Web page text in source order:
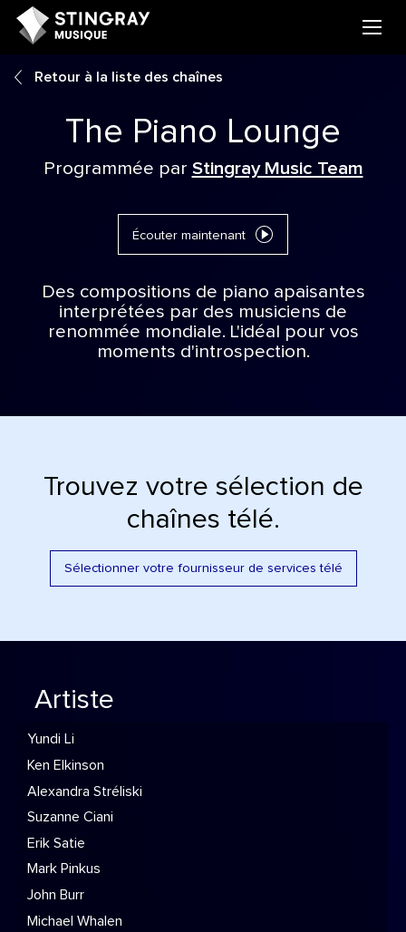
Retour à la liste des chaînes
The Piano Lounge
Programmée par Stingray Music Team
Écouter maintenant
Des compositions de piano apaisantes
interprétées par des musiciens de
renommée mondiale. L'idéal pour vos
moments d'introspection.
Trouvez votre sélection de
chaînes télé.
Sélectionner votre fournisseur de services télé
Artiste
Yundi Li
Ken Elkinson
Alexandra Stréliski
Suzanne Ciani
Erik Satie
Mark Pinkus
John Burr
Michael Whalen